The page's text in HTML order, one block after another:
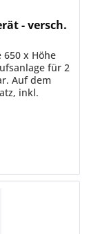
- versch.
x Höhe
für 2
Auf dem
inkl.